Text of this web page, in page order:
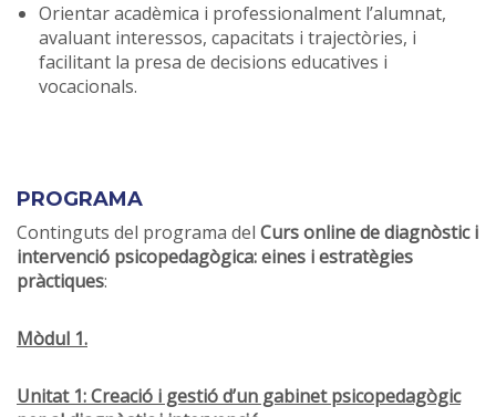
Orientar acadèmica i professionalment l’alumnat,
avaluant interessos, capacitats i trajectòries, i
facilitant la presa de decisions educatives i
vocacionals.
PROGRAMA
Continguts del programa del Curs online de diagnòstic i
intervenció psicopedagògica: eines i estratègies
pràctiques:
Mòdul 1.
Unitat 1: Creació i gestió d’un gabinet psicopedagògic